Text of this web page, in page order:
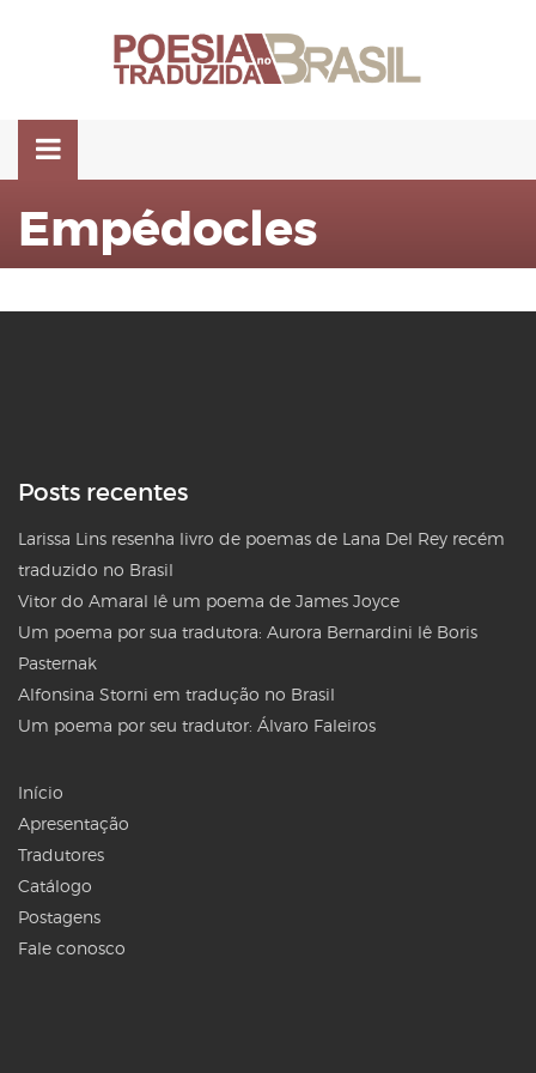
Empédocles
Posts recentes
Larissa Lins resenha livro de poemas de Lana Del Rey recém
traduzido no Brasil
Vitor do Amaral lê um poema de James Joyce
Um poema por sua tradutora: Aurora Bernardini lê Boris
Pasternak
Alfonsina Storni em tradução no Brasil
Um poema por seu tradutor: Álvaro Faleiros
Início
Apresentação
Tradutores
Catálogo
Postagens
Fale conosco